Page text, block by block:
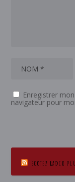
Enregistrer
navigateur pour
ECOTEZ RADIO